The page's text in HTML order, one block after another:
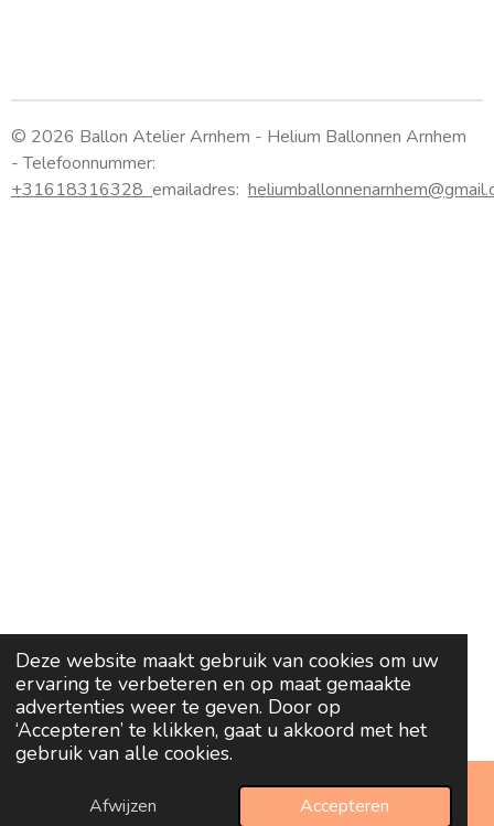
Deze website maakt gebruik van cookies om uw
ervaring te verbeteren en op maat gemaakte
advertenties weer te geven. Door op
‘Accepteren’ te klikken, gaat u akkoord met het
gebruik van alle cookies.
Afwijzen Accepteren
© 2026 Ballon Atelier Arnhem - Helium Ballonnen Arnhem
- Telefoonnummer:
+31618316328 emailadres:
E-mailadres Telefoonnummer